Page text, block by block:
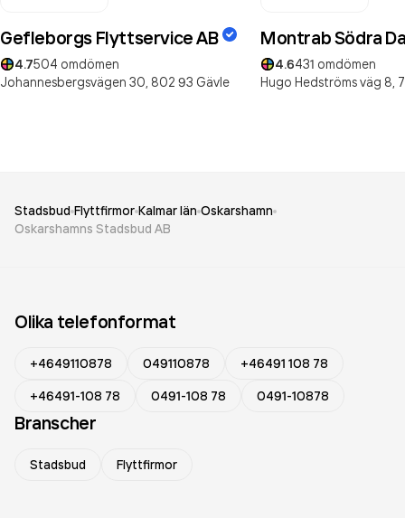
Gefleborgs Flyttservice AB
4.7504 omdömen
Johannesbergsvägen 30, 802 93 Gävle
Montrab Södra
4.6431 omdömen
Hugo Hedströms väg 8,
Stadsbud Flyttfirmor Kalmar län Oskarshamn
Oskarshamns Stadsbud AB
Olika telefonformat
+4649110878 049110878
+46491 108 78
+46491-108 78
0491-108 78 0491-10878
Branscher
Stadsbud Flyttfirmor